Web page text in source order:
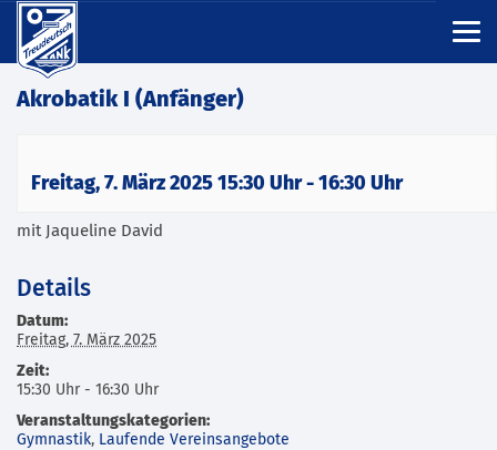
Akrobatik I (Anfänger)
Freitag, 7. März 2025 15:30 Uhr- 16:30 Uhr
mit Jaqueline David
Details
Datum:
Freitag, 7. März 2025
Zeit:
15:30 Uhr - 16:30 Uhr
Veranstaltungskategorien:
Gymnastik, Laufende Vereinsangebote